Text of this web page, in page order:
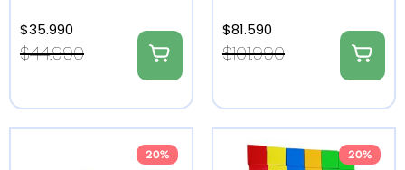
$44.990
$35.990
$101.990
$81.590
20% 20%